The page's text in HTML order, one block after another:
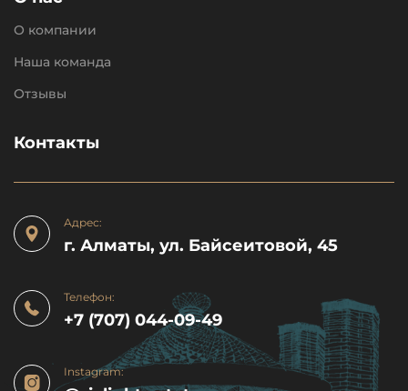
О компании
Наша команда
Отзывы
Контакты
Адрес:
г. Алматы, ул. Байсеитовой, 45
Телефон:
+7 (707) 044-09-49
Instagram: